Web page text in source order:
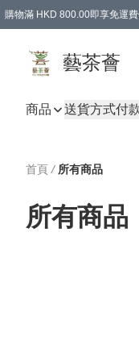
購物滿 HKD 800.00即享免運
藝茶薈
商品 送貨方式付
首頁 / 所有商品
所有商品